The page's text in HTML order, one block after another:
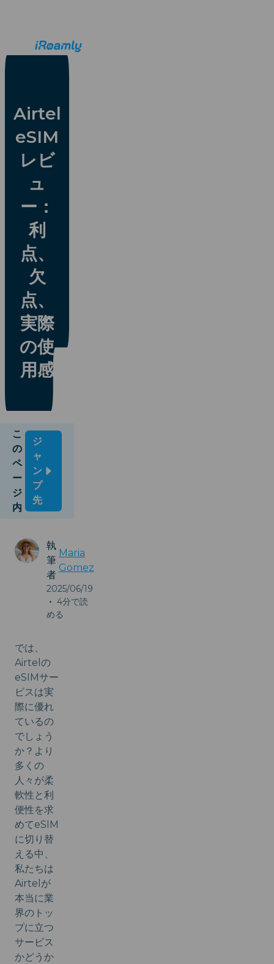
Airtel
eSIM
レビ
ュ
ー：
利
点、
欠
点、
実際
の使
用感
こ
の
ペ
ー
ジ
内
ジ
ャ
ン
プ
先
執
筆
者
Maria
Gomez
2025/06/19
• 4分で読
める
では、
Airtelの
eSIMサー
ビスは実
際に優れ
ているの
でしょう
か？より
多くの
人々が柔
軟性と利
便性を求
めてeSIM
に切り替
える中、
私たちは
Airtelが
本当に業
界のトッ
プに立つ
サービス
かどうか